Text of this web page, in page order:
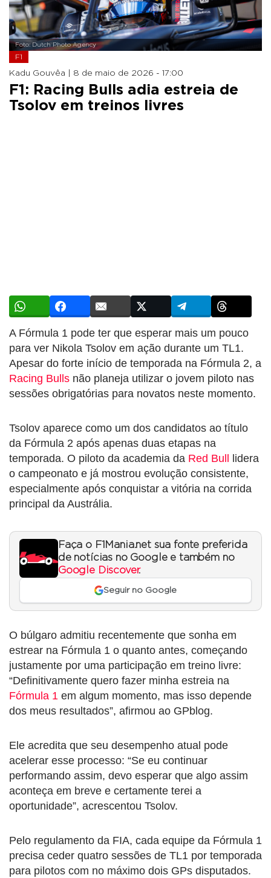
Foto: Dutch Photo Agency
F1
Kadu Gouvêa | 8 de maio de 2026 - 17:00
F1: Racing Bulls adia estreia de
Tsolov em treinos livres
A Fórmula 1 pode ter que esperar mais um pouco
para ver Nikola Tsolov em ação durante um TL1.
Apesar do forte início de temporada na Fórmula 2, a
Racing Bulls não planeja utilizar o jovem piloto nas
sessões obrigatórias para novatos neste momento.
Tsolov aparece como um dos candidatos ao título
da Fórmula 2 após apenas duas etapas na
temporada. O piloto da academia da Red Bull lidera
o campeonato e já mostrou evolução consistente,
especialmente após conquistar a vitória na corrida
principal da Austrália.
Faça o F1Mania.net sua fonte preferida
de notícias no Google e também no
Google Discover.
Seguir no Google
O búlgaro admitiu recentemente que sonha em
estrear na Fórmula 1 o quanto antes, começando
justamente por uma participação em treino livre:
“Definitivamente quero fazer minha estreia na
Fórmula 1 em algum momento, mas isso depende
dos meus resultados”, afirmou ao GPblog.
Ele acredita que seu desempenho atual pode
acelerar esse processo: “Se eu continuar
performando assim, devo esperar que algo assim
aconteça em breve e certamente terei a
oportunidade”, acrescentou Tsolov.
Pelo regulamento da FIA, cada equipe da Fórmula 1
precisa ceder quatro sessões de TL1 por temporada
para pilotos com no máximo dois GPs disputados.